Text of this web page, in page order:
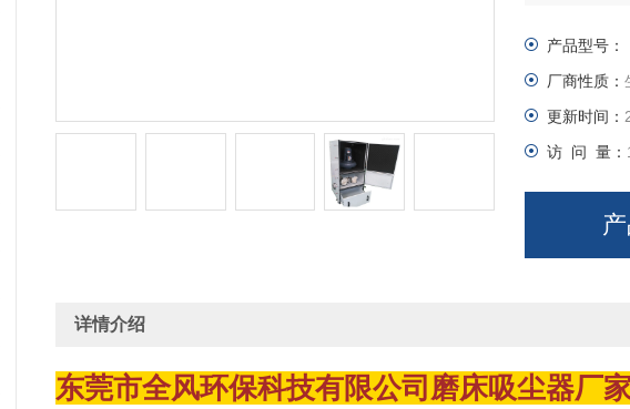
产品型号：
厂商性质：
更新时间：
访 问 量：
详情介绍
东莞市全风环保科技有限公司磨床吸尘器厂